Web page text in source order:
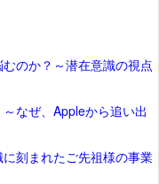
のか？～潜在意識の視点
なぜ、Appleから追い出
刻まれたご先祖様の事業